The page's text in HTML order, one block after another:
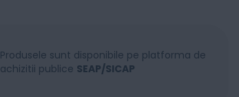
Produsele sunt disponibile pe platforma de
achizitii publice SEAP/SICAP